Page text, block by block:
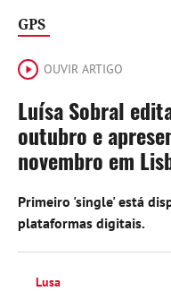
GPS
OUVIR ARTIGO
Luísa Sobral
outubro e
novembro em
Primeiro 'single' está
plataformas digitais.
Lusa